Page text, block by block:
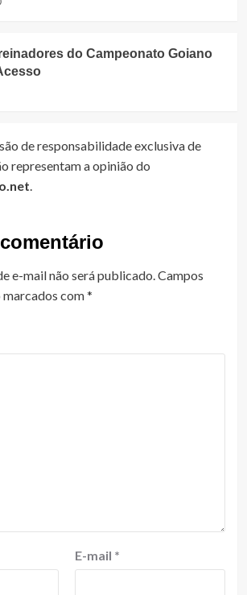
do Campeonato Goiano
de responsabilidade exclusiva de
representam a opinião do
e-mail não será publicado. Campos
com*
E-mail *